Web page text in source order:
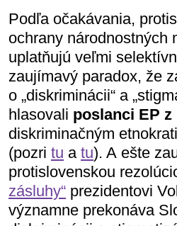
Podľa očakávania,
ochrany národnostných
uplatňujú veľmi
zaujímavý paradox, že
o „diskriminácii“ a
hlasovali poslanci EP
diskriminačným
(pozri tu a tu). A ešte
protislovenskou
zásluhy“ prezidentovi
významne prekonáva